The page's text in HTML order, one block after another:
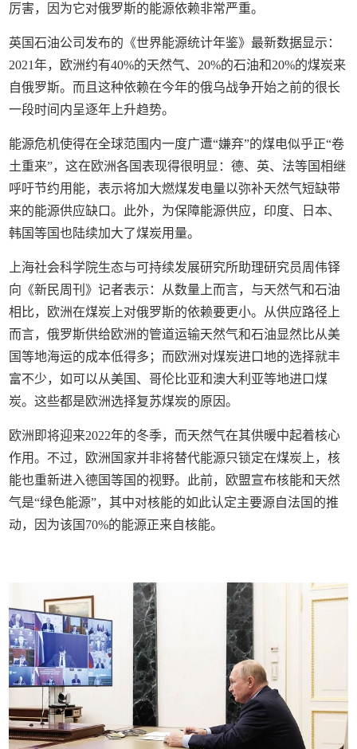
厉害，因为它对俄罗斯的能源依赖非常严重。
英国石油公司发布的《世界能源统计年鉴》最新数据显示：
2021年，欧洲约有40%的天然气、20%的石油和20%的煤炭来
自俄罗斯。而且这种依赖在今年的俄乌战争开始之前的很长
一段时间内呈逐年上升趋势。
能源危机使得在全球范围内一度广遭“嫌弃”的煤电似乎正“卷
土重来”，这在欧洲各国表现得很明显：德、英、法等国相继
呼吁节约用能，表示将加大燃煤发电量以弥补天然气短缺带
来的能源供应缺口。此外，为保障能源供应，印度、日本、
韩国等国也陆续加大了煤炭用量。
上海社会科学院生态与可持续发展研究所助理研究员周伟铎
向《新民周刊》记者表示：从数量上而言，与天然气和石油
相比，欧洲在煤炭上对俄罗斯的依赖要更小。从供应路径上
而言，俄罗斯供给欧洲的管道运输天然气和石油显然比从美
国等地海运的成本低得多；而欧洲对煤炭进口地的选择就丰
富不少，如可以从美国、哥伦比亚和澳大利亚等地进口煤
炭。这些都是欧洲选择复苏煤炭的原因。
欧洲即将迎来2022年的冬季，而天然气在其供暖中起着核心
作用。不过，欧洲国家并非将替代能源只锁定在煤炭上，核
能也重新进入德国等国的视野。此前，欧盟宣布核能和天然
气是“绿色能源”，其中对核能的如此认定主要源自法国的推
动，因为该国70%的能源正来自核能。